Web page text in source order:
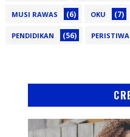
MUSI RAWAS (6) OKU (7)
PENDIDIKAN (56) PERISTIWA